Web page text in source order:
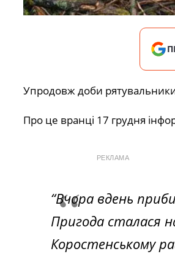
Упродовж доби
Про це вранці 17 грудня
РЕКЛАМА
“Вчора вдень
Пригода сталася
Коростенському